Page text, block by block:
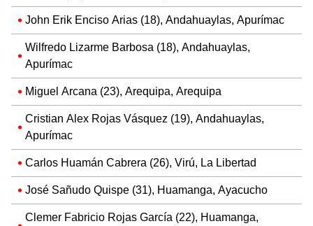
John Erik Enciso Arias (18), Andahuaylas, Apurímac
Wilfredo Lizarme Barbosa (18), Andahuaylas,
Apurímac
Miguel Arcana (23), Arequipa, Arequipa
Cristian Alex Rojas Vásquez (19), Andahuaylas,
Apurímac
Carlos Huamán Cabrera (26), Virú, La Libertad
José Sañudo Quispe (31), Huamanga, Ayacucho
Clemer Fabricio Rojas García (22), Huamanga,